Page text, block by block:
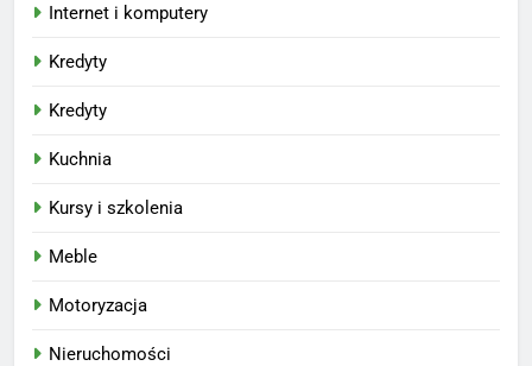
Internet i komputery
Kredyty
Kredyty
Kuchnia
Kursy i szkolenia
Meble
Motoryzacja
Nieruchomości